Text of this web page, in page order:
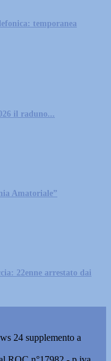
temporanea
il raduno...
Amatoriale”
22enne arrestato dai
24 supplemento a